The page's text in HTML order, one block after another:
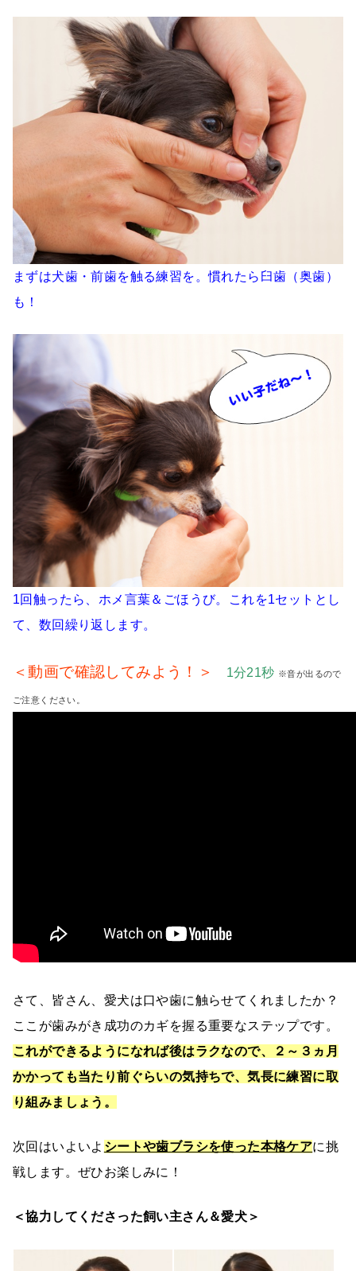
まずは犬歯・前歯を触る練習を。慣れたら臼歯（奥歯）
も！
1回触ったら、ホメ言葉＆ごほうび。これを1セットとし
て、数回繰り返します。
＜動画で確認してみよう！＞ 1分21秒 ※音が出るので
ご注意ください。
さて、皆さん、愛犬は口や歯に触らせてくれましたか？
ここが歯みがき成功のカギを握る重要なステップです。
これができるようになれば後はラクなので、２～３ヵ月
かかっても当たり前ぐらいの気持ちで、気長に練習に取
り組みましょう。
次回はいよいよ シートや歯ブラシを使った本格ケアに挑
戦します。ぜひお楽しみに！
＜協力してくださった飼い主さん＆愛犬＞